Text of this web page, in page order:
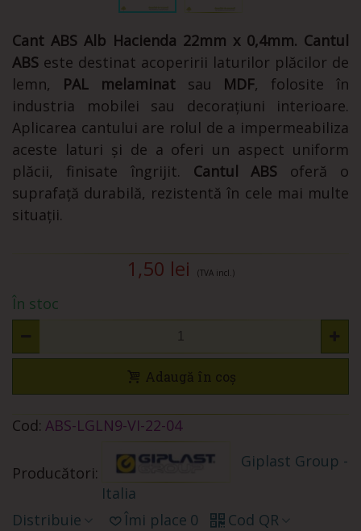
Cant ABS Alb Hacienda 22mm x 0,4mm. Cantul
ABS este destinat acoperirii laturilor plăcilor de
lemn, PAL melaminatsau MDF, folosite în
industria mobilei sau decorațiuni interioare.
Aplicarea cantului are rolul de a impermeabiliza
aceste laturi și de a oferi un aspect uniform
plăcii, finisate îngrijit. Cantul ABS oferă o
suprafață durabilă, rezistentă în cele mai multe
situații.
1,50 lei (TVA incl.)
În stoc
Adaugă în coș
Cod: ABS-LGLN9-VI-22-04
Producători:
Giplast Group -
Italia
Distribuie
Îmi place 0
Cod QR